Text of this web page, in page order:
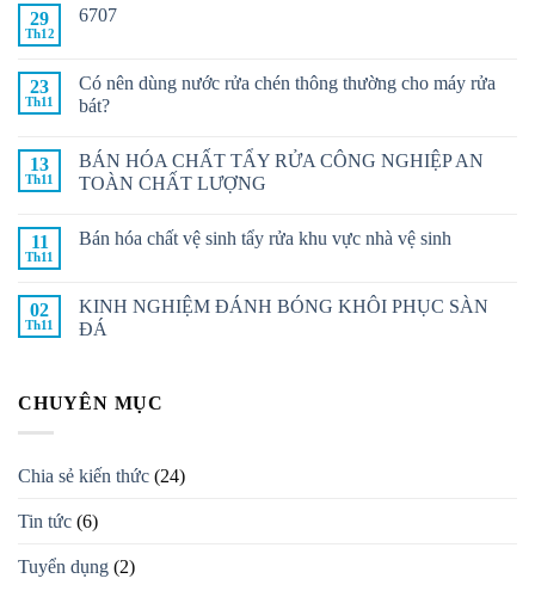
29
Th12
6707
23
Th11
Có nên dùng nước rửa chén thông thường cho máy rửa
bát?
13
Th11
BÁN HÓA CHẤT TẨY RỬA CÔNG NGHIỆP AN
TOÀN CHẤT LƯỢNG
11
Th11
Bán hóa chất vệ sinh tẩy rửa khu vực nhà vệ sinh
02
Th11
KINH NGHIỆM ĐÁNH BÓNG KHÔI PHỤC SÀN
ĐÁ
CHUYÊN MỤC
Chia sẻ kiến thức (24)
Tin tức (6)
Tuyển dụng (2)